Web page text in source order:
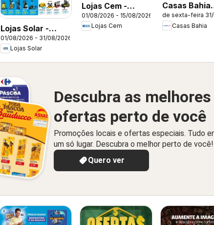
Lojas Solar -
Ofertas atuais
01/08/2026 - 31/08/2026
Lojas Solar
Lojas Cem -
Ofertas atuais
01/08/2026 - 15/08/2026
Lojas Cem
Casas Bahia
ofertas
de sexta-feira 31/
Casas Bahia
Descubra as melhores
ofertas perto de você
Promoções locais e ofertas especiais. Tudo
um só lugar. Descubra o melhor perto de você!
Quero ver